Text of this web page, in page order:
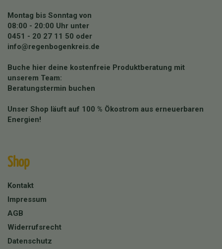
Montag bis Sonntag von
08:00 - 20:00 Uhr unter
0451 - 20 27 11 50 oder
info@regenbogenkreis.de
Buche hier deine kostenfreie Produktberatung mit
unserem Team:
Beratungstermin buchen
Unser Shop läuft auf 100 % Ökostrom aus erneuerbaren
Energien!
Shop
Kontakt
Impressum
AGB
Widerrufsrecht
Datenschutz